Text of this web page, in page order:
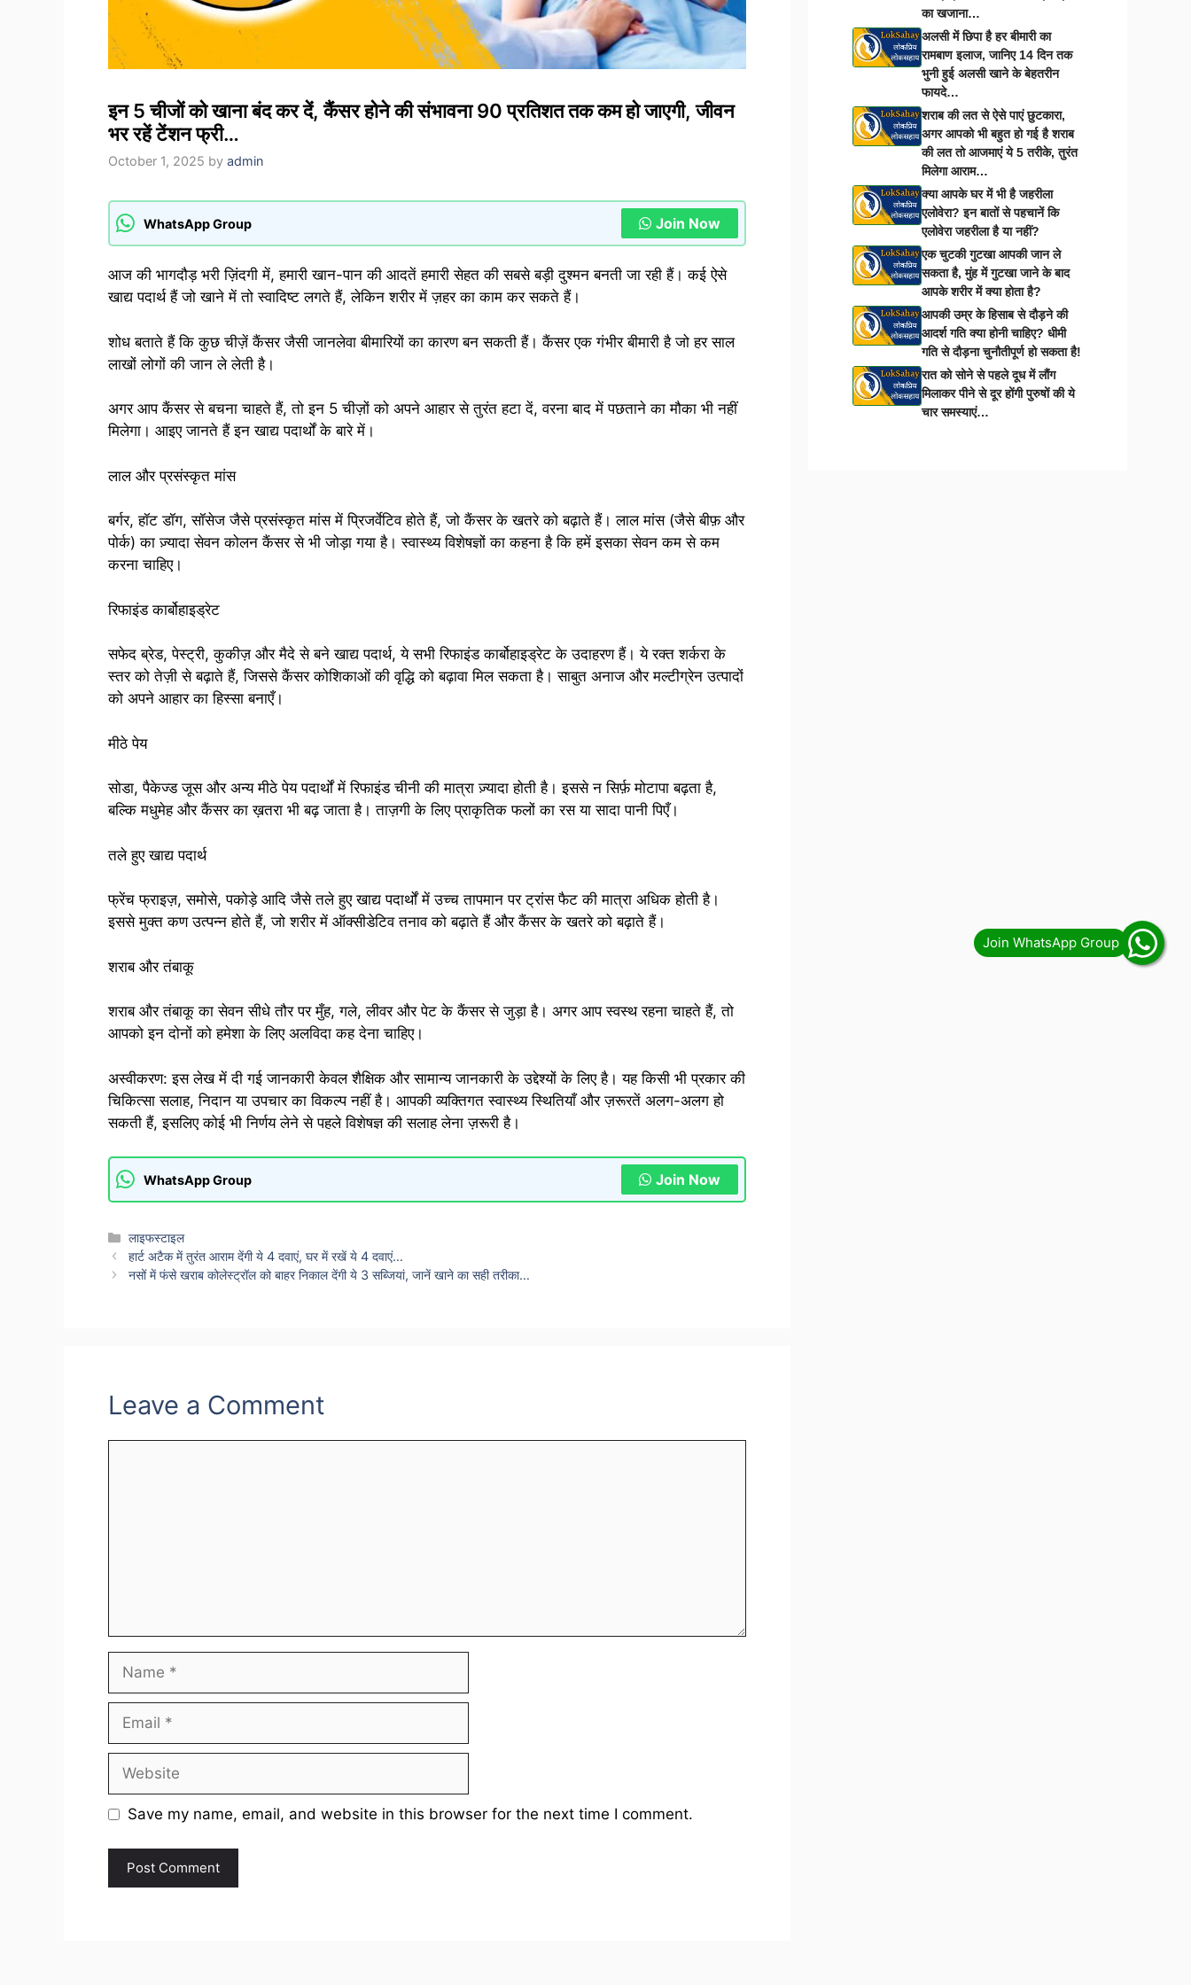
इन 5 चीजों को खाना बंद कर दें, कैंसर होने की संभावना 90 प्रतिशत तक कम हो जाएगी, जीवन
भर रहें टेंशन फ्री…
October 1, 2025 by admin
WhatsApp Group Join Now
आज की भागदौड़ भरी ज़िंदगी में, हमारी खान-पान की आदतें हमारी सेहत की सबसे बड़ी दुश्मन बनती जा रही हैं। कई ऐसे
खाद्य पदार्थ हैं जो खाने में तो स्वादिष्ट लगते हैं, लेकिन शरीर में ज़हर का काम कर सकते हैं।
शोध बताते हैं कि कुछ चीज़ें कैंसर जैसी जानलेवा बीमारियों का कारण बन सकती हैं। कैंसर एक गंभीर बीमारी है जो हर साल
लाखों लोगों की जान ले लेती है।
अगर आप कैंसर से बचना चाहते हैं, तो इन 5 चीज़ों को अपने आहार से तुरंत हटा दें, वरना बाद में पछताने का मौका भी नहीं
मिलेगा। आइए जानते हैं इन खाद्य पदार्थों के बारे में।
लाल और प्रसंस्कृत मांस
बर्गर, हॉट डॉग, सॉसेज जैसे प्रसंस्कृत मांस में प्रिजर्वेटिव होते हैं, जो कैंसर के खतरे को बढ़ाते हैं। लाल मांस (जैसे बीफ़ और
पोर्क) का ज़्यादा सेवन कोलन कैंसर से भी जोड़ा गया है। स्वास्थ्य विशेषज्ञों का कहना है कि हमें इसका सेवन कम से कम
करना चाहिए।
रिफाइंड कार्बोहाइड्रेट
सफेद ब्रेड, पेस्ट्री, कुकीज़ और मैदे से बने खाद्य पदार्थ, ये सभी रिफाइंड कार्बोहाइड्रेट के उदाहरण हैं। ये रक्त शर्करा के
स्तर को तेज़ी से बढ़ाते हैं, जिससे कैंसर कोशिकाओं की वृद्धि को बढ़ावा मिल सकता है। साबुत अनाज और मल्टीग्रेन उत्पादों
को अपने आहार का हिस्सा बनाएँ।
मीठे पेय
सोडा, पैकेज्ड जूस और अन्य मीठे पेय पदार्थों में रिफाइंड चीनी की मात्रा ज़्यादा होती है। इससे न सिर्फ़ मोटापा बढ़ता है,
बल्कि मधुमेह और कैंसर का ख़तरा भी बढ़ जाता है। ताज़गी के लिए प्राकृतिक फलों का रस या सादा पानी पिएँ।
तले हुए खाद्य पदार्थ
फ्रेंच फ्राइज़, समोसे, पकोड़े आदि जैसे तले हुए खाद्य पदार्थों में उच्च तापमान पर ट्रांस फैट की मात्रा अधिक होती है।
इससे मुक्त कण उत्पन्न होते हैं, जो शरीर में ऑक्सीडेटिव तनाव को बढ़ाते हैं और कैंसर के खतरे को बढ़ाते हैं।
शराब और तंबाकू
शराब और तंबाकू का सेवन सीधे तौर पर मुँह, गले, लीवर और पेट के कैंसर से जुड़ा है। अगर आप स्वस्थ रहना चाहते हैं, तो
आपको इन दोनों को हमेशा के लिए अलविदा कह देना चाहिए।
अस्वीकरण: इस लेख में दी गई जानकारी केवल शैक्षिक और सामान्य जानकारी के उद्देश्यों के लिए है। यह किसी भी प्रकार की
चिकित्सा सलाह, निदान या उपचार का विकल्प नहीं है। आपकी व्यक्तिगत स्वास्थ्य स्थितियाँ और ज़रूरतें अलग-अलग हो
सकती हैं, इसलिए कोई भी निर्णय लेने से पहले विशेषज्ञ की सलाह लेना ज़रूरी है।
WhatsApp Group Join Now
Categories
लाइफस्टाइल
हार्ट अटैक में तुरंत आराम देंगी ये 4 दवाएं, घर में रखें ये 4 दवाएं…
नसों में फंसे खराब कोलेस्ट्रॉल को बाहर निकाल देंगी ये 3 सब्जियां, जानें खाने का सही तरीका…
Leave a Comment
Name
Email
Website
Save my name, email, and website in this browser for the next time I comment.
का खजाना…
अलसी में छिपा है हर बीमारी का
रामबाण इलाज, जानिए 14 दिन तक
भुनी हुई अलसी खाने के बेहतरीन
फायदे…
शराब की लत से ऐसे पाएं छुटकारा,
अगर आपको भी बहुत हो गई है शराब
की लत तो आजमाएं ये 5 तरीके, तुरंत
मिलेगा आराम…
क्या आपके घर में भी है जहरीला
एलोवेरा? इन बातों से पहचानें कि
एलोवेरा जहरीला है या नहीं?
एक चुटकी गुटखा आपकी जान ले
सकता है, मुंह में गुटखा जाने के बाद
आपके शरीर में क्या होता है?
आपकी उम्र के हिसाब से दौड़ने की
आदर्श गति क्या होनी चाहिए? धीमी
गति से दौड़ना चुनौतीपूर्ण हो सकता है!
रात को सोने से पहले दूध में लौंग
मिलाकर पीने से दूर होंगी पुरुषों की ये
चार समस्याएं…